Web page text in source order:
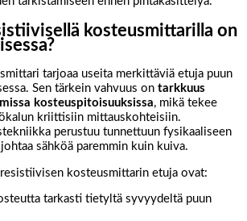
kosteusmittarilla on
tarjoaa useita merkittäviä etuja puun
Sen tärkein vahvuus on tarkkuus
kosteuspitoisuuksissa, mikä tekee
kriittisiin mittauskohteisiin.
perustuu tunnettuun fysikaaliseen
sähköä paremmin kuin kuiva.
resistiivisen kosteusmittarin etuja ovat:
tarkasti tietyltä syvyydeltä puun